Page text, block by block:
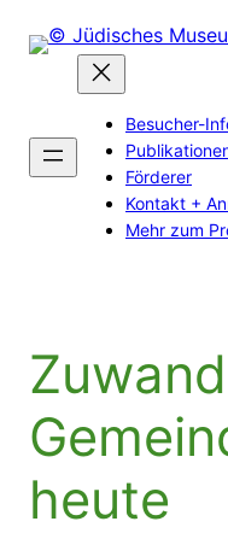
Inhalt
Besucher-
Förderer
Kontakt +
Mehr zum
heute